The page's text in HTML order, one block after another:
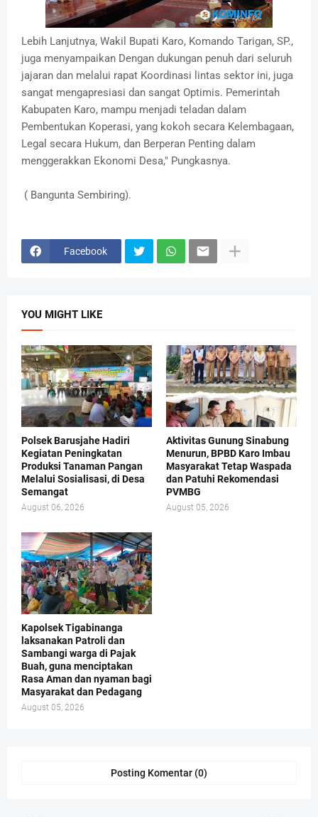
Lebih Lanjutnya, Wakil Bupati Karo, Komando Tarigan, SP.,
juga menyampaikan Dengan dukungan penuh dari seluruh
jajaran dan melalui rapat Koordinasi lintas sektor ini, juga
sangat mengapresiasi dan sangat Optimis. Pemerintah
Kabupaten Karo, mampu menjadi teladan dalam
Pembentukan Koperasi, yang kokoh secara Kelembagaan,
Legal secara Hukum, dan Berperan Penting dalam
menggerakkan Ekonomi Desa," Pungkasnya.
( Bangunta Sembiring).
Facebook
YOU MIGHT LIKE
Polsek Barusjahe Hadiri
Kegiatan Peningkatan
Produksi Tanaman Pangan
Melalui Sosialisasi, di Desa
Semangat
August 06, 2026
Aktivitas Gunung Sinabung
Menurun, BPBD Karo Imbau
Masyarakat Tetap Waspada
dan Patuhi Rekomendasi
PVMBG
August 05, 2026
Kapolsek Tigabinanga
laksanakan Patroli dan
Sambangi warga di Pajak
Buah, guna menciptakan
Rasa Aman dan nyaman bagi
Masyarakat dan Pedagang
August 05, 2026
Posting Komentar (0)